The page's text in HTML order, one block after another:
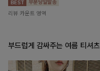
리뷰 카운트 영역
부드럽게 감싸주는 여름 티셔츠